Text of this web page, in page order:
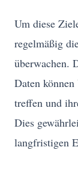
Um diese
regelmäßig
überwachen.
Daten
treffen und
Dies
langfristigen